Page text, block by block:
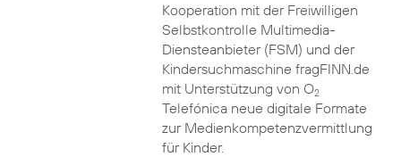
Kooperation mit der Freiwilligen
Selbstkontrolle Multimedia-
Diensteanbieter (FSM) und der
Kindersuchmaschine fragFINN.de
mit Unterstützung von O2
Telefónica neue digitale Formate
zur Medienkompetenzvermittlung
für Kinder.